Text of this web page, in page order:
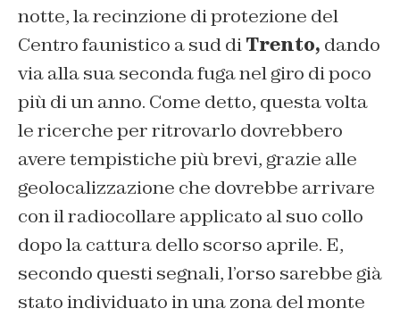
notte, la recinzione di protezione del
Centro faunistico a sud diTrento, dando
via alla sua seconda fuga nel giro di poco
più di un anno. Come detto, questa volta
le ricerche per ritrovarlo dovrebbero
avere tempistiche più brevi, grazie alle
geolocalizzazione che dovrebbe arrivare
con il radiocollare applicato al suo collo
dopo la cattura dello scorso aprile. E,
secondo questi segnali, l’orso sarebbe già
stato individuato in una zona del monte